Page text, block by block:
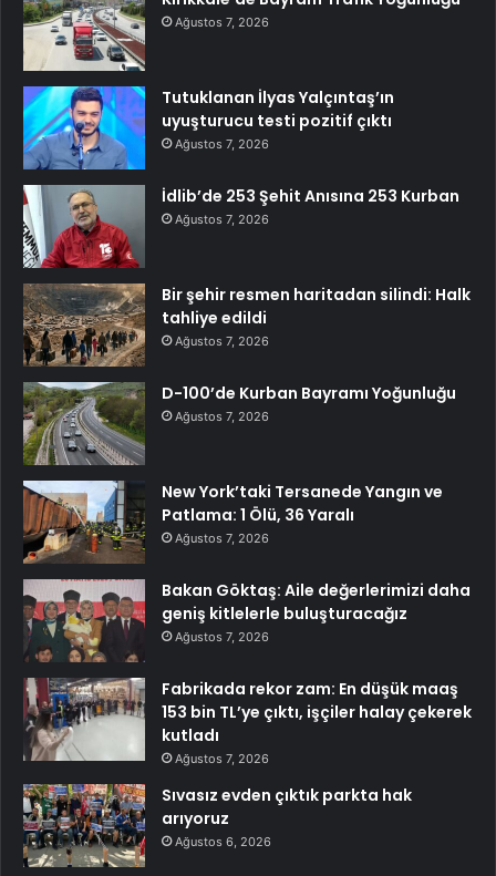
Ağustos 7, 2026
Tutuklanan İlyas Yalçıntaş’ın
uyuşturucu testi pozitif çıktı
Ağustos 7, 2026
İdlib’de 253 Şehit Anısına 253 Kurban
Ağustos 7, 2026
Bir şehir resmen haritadan silindi: Halk
tahliye edildi
Ağustos 7, 2026
D-100’de Kurban Bayramı Yoğunluğu
Ağustos 7, 2026
New York’taki Tersanede Yangın ve
Patlama: 1 Ölü, 36 Yaralı
Ağustos 7, 2026
Bakan Göktaş: Aile değerlerimizi daha
geniş kitlelerle buluşturacağız
Ağustos 7, 2026
Fabrikada rekor zam: En düşük maaş
153 bin TL’ye çıktı, işçiler halay çekerek
kutladı
Ağustos 7, 2026
Sıvasız evden çıktık parkta hak
arıyoruz
Ağustos 6, 2026